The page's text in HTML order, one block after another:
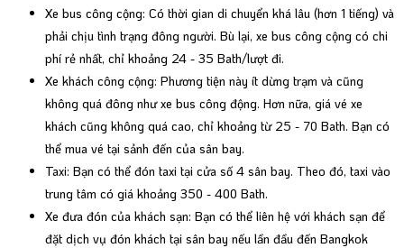
Xe bus công cộng: Có thời gian di chuyển khá lâu (hơn 1 tiếng) và
phải chịu tình trạng đông người. Bù lại, xe bus công cộng có chi
phí rẻ nhất, chỉ khoảng 24 - 35 Bath/lượt đi.
Xe khách công cộng: Phương tiện này ít dừng trạm và cũng
không quá đông như xe bus công động. Hơn nữa, giá vé xe
khách cũng không quá cao, chỉ khoảng từ 25 - 70 Bath. Bạn có
thể mua vé tại sảnh đến của sân bay.
Taxi: Bạn có thể đón taxi tại cửa số 4 sân bay. Theo đó, taxi vào
trung tâm có giá khoảng 350 - 400 Bath.
Xe đưa đón của khách sạn: Bạn có thể liên hệ với khách sạn để
đặt dịch vụ đón khách tại sân bay nếu lần đầu đến Bangkok